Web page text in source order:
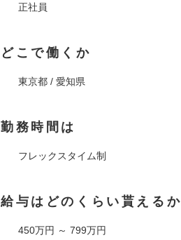
正社員
どこで働くか
東京都 / 愛知県
勤務時間は
フレックスタイム制
給与はどのくらい貰えるか
450万円 ～ 799万円